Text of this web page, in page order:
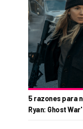
5 razones para
Ryan: Ghost War'